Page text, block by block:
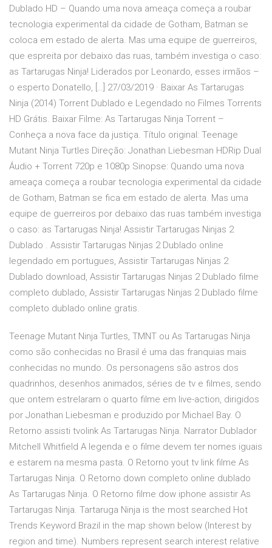
Dublado HD – Quando uma nova ameaça começa a roubar
tecnologia experimental da cidade de Gotham, Batman se
coloca em estado de alerta. Mas uma equipe de guerreiros,
que espreita por debaixo das ruas, também investiga o caso:
as Tartarugas Ninja! Liderados por Leonardo, esses irmãos –
o esperto Donatello, […] 27/03/2019 · Baixar As Tartarugas
Ninja (2014) Torrent Dublado e Legendado no Filmes Torrents
HD Grátis. Baixar Filme: As Tartarugas Ninja Torrent –
Conheça a nova face da justiça. Título original: Teenage
Mutant Ninja Turtles Direção: Jonathan Liebesman HDRip Dual
Áudio + Torrent 720p e 1080p Sinopse: Quando uma nova
ameaça começa a roubar tecnologia experimental da cidade
de Gotham, Batman se fica em estado de alerta. Mas uma
equipe de guerreiros por debaixo das ruas também investiga
o caso: as Tartarugas Ninja! Assistir Tartarugas Ninjas 2
Dublado . Assistir Tartarugas Ninjas 2 Dublado online
legendado em portugues, Assistir Tartarugas Ninjas 2
Dublado download, Assistir Tartarugas Ninjas 2 Dublado filme
completo dublado, Assistir Tartarugas Ninjas 2 Dublado filme
completo dublado online gratis.
Teenage Mutant Ninja Turtles, TMNT ou As Tartarugas Ninja
como são conhecidas no Brasil é uma das franquias mais
conhecidas no mundo. Os personagens são astros dos
quadrinhos, desenhos animados, séries de tv e filmes, sendo
que ontem estrelaram o quarto filme em live-action, dirigidos
por Jonathan Liebesman e produzido por Michael Bay. O
Retorno assisti tvolink As Tartarugas Ninja. Narrator Dublador
Mitchell Whitfield A legenda e o filme devem ter nomes iguais
e estarem na mesma pasta. O Retorno yout tv link filme As
Tartarugas Ninja. O Retorno down completo online dublado
As Tartarugas Ninja. O Retorno filme dow iphone assistir As
Tartarugas Ninja. Tartaruga Ninja is the most searched Hot
Trends Keyword Brazil in the map shown below (Interest by
region and time). Numbers represent search interest relative